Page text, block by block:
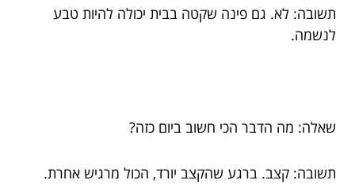
תשובה: לא. גם פינה שקטה בבית יכולה להיות טבע
לנשמה.
שאלה: מה הדבר הכי חשוב ביום כזה?
תשובה: קצב. ברגע שהקצב יורד, הכול מרגיש אחרת.